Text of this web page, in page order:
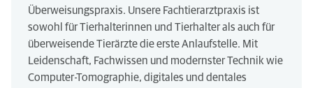
Überweisungspraxis. Unsere Fachtierarztpraxis ist
sowohl für Tierhalterinnen und Tierhalter als auch für
überweisende Tierärzte die erste Anlaufstelle. Mit
Leidenschaft, Fachwissen und modernster Technik wie
Computer-Tomographie, digitales und dentales